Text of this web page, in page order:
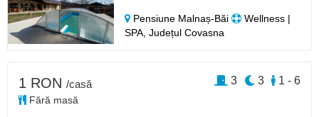
Pensiune Malnaș-Băi
Wellness |
SPA, Județul Covasna
1 RON /casă
Fără masă
1 - 6
3
3